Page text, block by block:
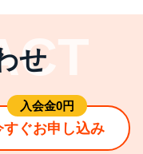
せ
すぐお申し込み
⼊会⾦0円